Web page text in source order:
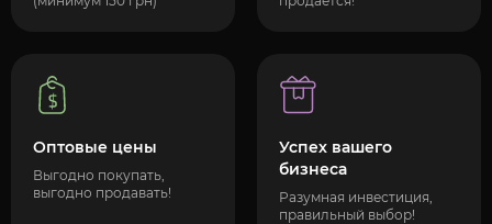
Оптовые цены
Выгодно покупать,
выгодно продавать!
Успех вашего
бизнеса
Разумная инвестиция,
правильный выбор!